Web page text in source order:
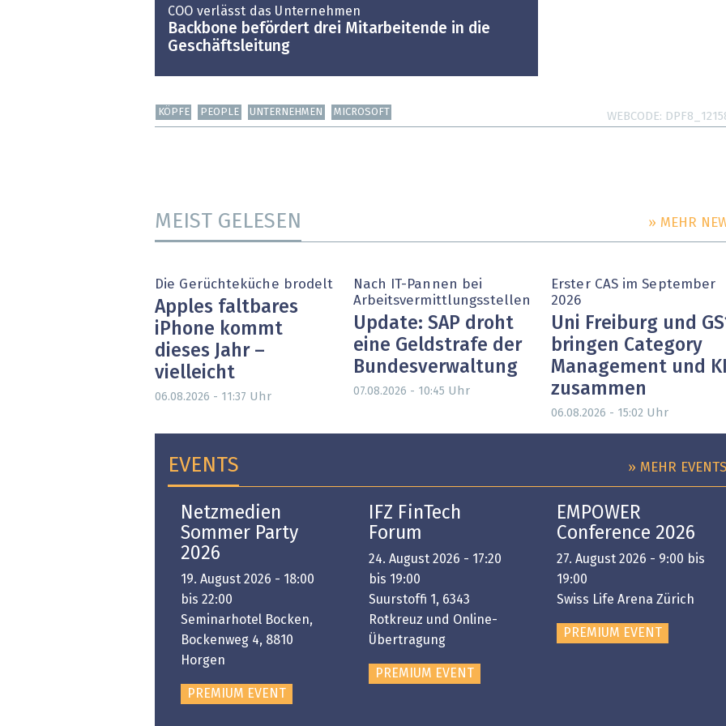
COO verlässt das Unternehmen
Backbone befördert drei Mitarbeitende in die
Geschäftsleitung
KÖPFE PEOPLE UNTERNEHMEN MICROSOFT WEBCODE
MEIST GELESEN » MEHR
Die Gerüchteküche brodelt
Apples faltbares
iPhone kommt
dieses Jahr –
vielleicht
06.08.2026 - 11:37 Uhr
Nach IT-Pannen bei
Arbeitsvermittlungsstellen
Update: SAP droht
eine Geldstrafe der
Bundesverwaltung
07.08.2026 - 10:45 Uhr
Erster CAS im September
2026
Uni Freiburg und
bringen Category
Management und KI
zusammen
06.08.2026 - 15:02 Uhr
EVENTS » MEHR EVENTS
Netzmedien
Sommer Party
2026
19. August 2026 - 18:00
bis 22:00
Seminarhotel Bocken,
Bockenweg 4, 8810
Horgen
PREMIUM EVENT
IFZ FinTech
Forum
24. August 2026 - 17:20
bis 19:00
Suurstoffi 1, 6343
Rotkreuz und Online-
Übertragung
PREMIUM EVENT
EMPOWER
Conference 2026
27. August 2026 - 9:00 bis
19:00
Swiss Life Arena Zürich
PREMIUM EVENT